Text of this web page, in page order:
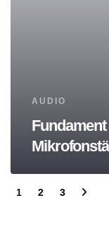
Tags
AUDIO
1 2 3